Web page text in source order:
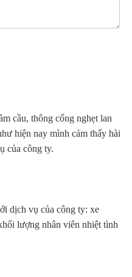
cầu, thông cống nghẹt lan
hiện nay mình cảm thấy hài
của công ty.
dịch vụ của công ty: xe
lượng nhân viên nhiệt tình